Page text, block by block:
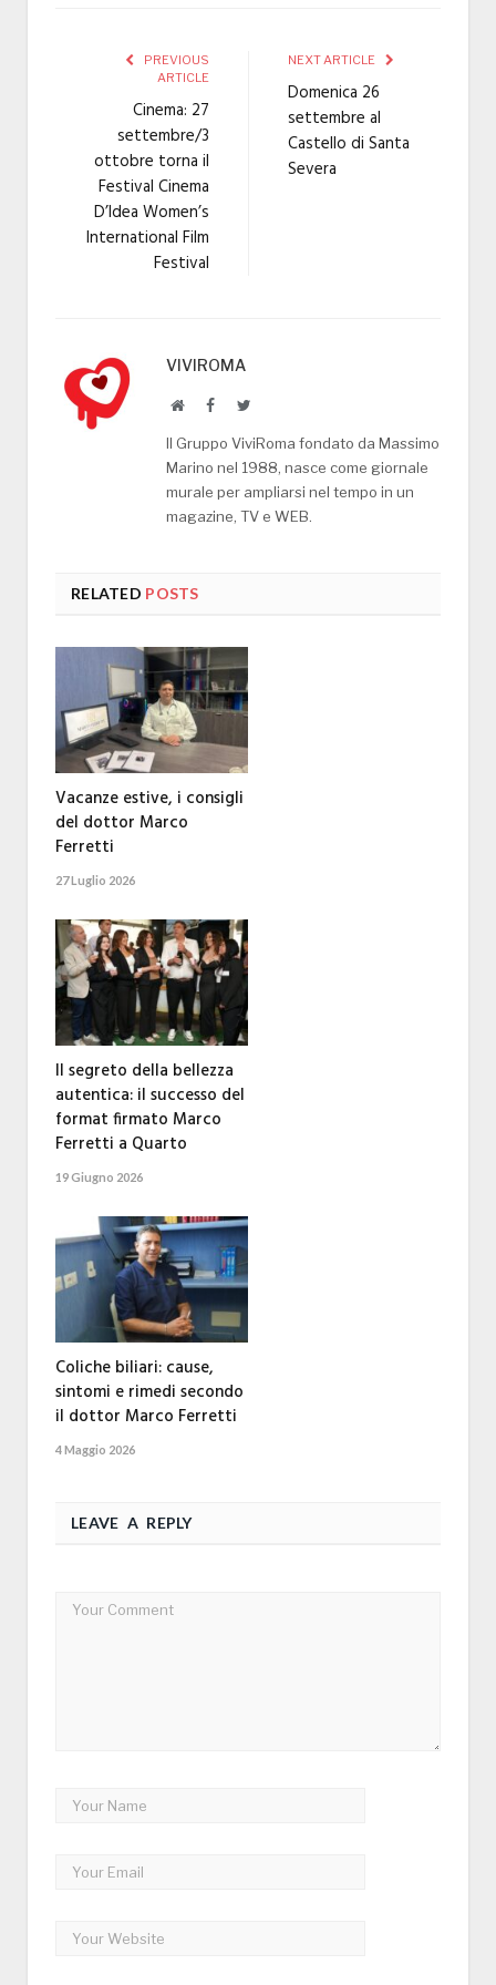
PREVIOUS
ARTICLE
Cinema: 27
settembre/3
ottobre torna il
Festival Cinema
D’Idea Women’s
International Film
Festival
NEXT ARTICLE
Domenica 26
settembre al
Castello di Santa
Severa
VIVIROMA
WebsiteFacebookTwitter
Il Gruppo ViviRoma fondato da Massimo
Marino nel 1988, nasce come giornale
murale per ampliarsi nel tempo in un
magazine, TV e WEB.
RELATED POSTS
Vacanze estive, i consigli
del dottor Marco
Ferretti
27 Luglio 2026
Il segreto della bellezza
autentica: il successo del
format firmato Marco
Ferretti a Quarto
19 Giugno 2026
Coliche biliari: cause,
sintomi e rimedi secondo
il dottor Marco Ferretti
4 Maggio 2026
LEAVE A REPLY